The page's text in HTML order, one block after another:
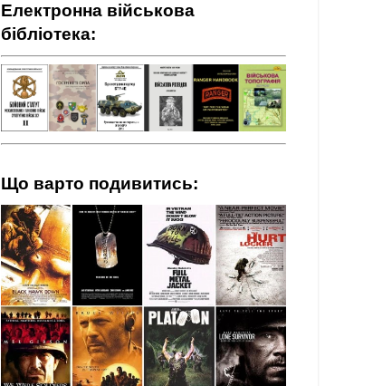
Електронна військова
бібліотека:
Що варто подивитись: